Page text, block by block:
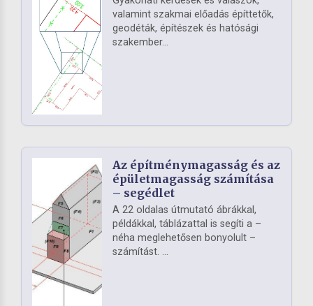
valamint szakmai előadás építtetők,
geodéták, építészek és hatósági
szakember...
Az építménymagasság és az
épületmagasság számítása
– segédlet
A 22 oldalas útmutató ábrákkal,
példákkal, táblázattal is segíti a –
néha meglehetősen bonyolult –
számítást. ...